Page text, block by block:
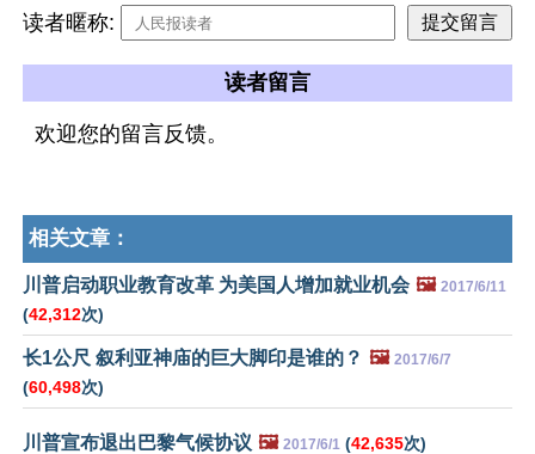
读者暱称:
读者留言
欢迎您的留言反馈。
相关文章：
川普启动职业教育改革 为美国人增加就业机会 🖼️ 2017/6/11
(42,312次)
长1公尺 叙利亚神庙的巨大脚印是谁的？ 🖼️ 2017/6/7
(60,498次)
川普宣布退出巴黎气候协议 🖼️ 2017/6/1 (42,635次)